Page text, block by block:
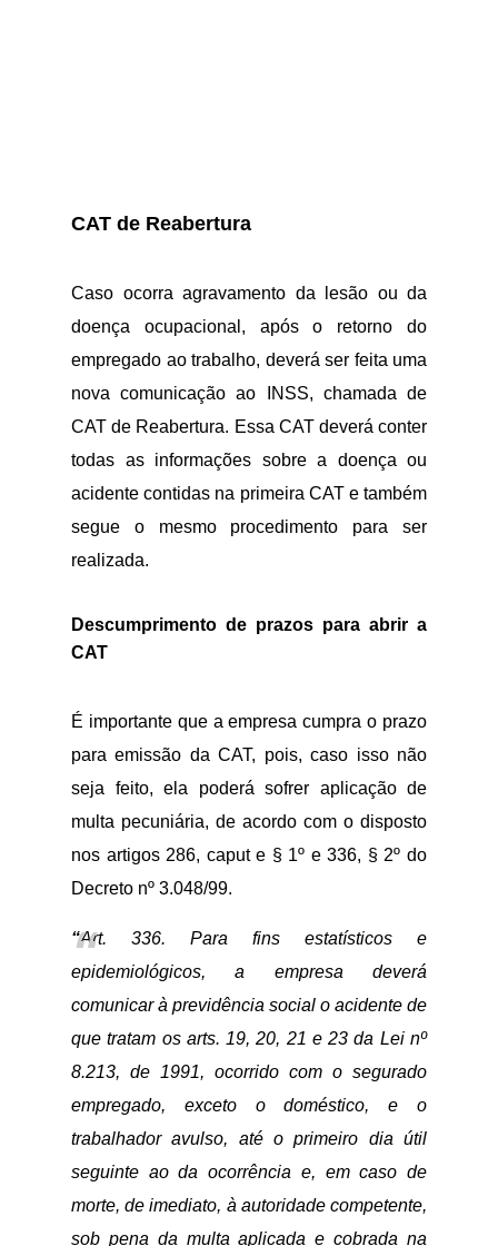
CAT de Reabertura
Caso ocorra agravamento da lesão ou da
doença ocupacional, após o retorno do
empregado ao trabalho, deverá ser feita uma
nova comunicação ao INSS, chamada de
CAT de Reabertura. Essa CAT deverá conter
todas as informações sobre a doença ou
acidente contidas na primeira CAT e também
segue o mesmo procedimento para ser
realizada.
Descumprimento de prazos para abrir a
CAT
É importante que a empresa cumpra o prazo
para emissão da CAT, pois, caso isso não
seja feito, ela poderá sofrer aplicação de
multa pecuniária, de acordo com o disposto
nos artigos 286, caput e § 1º e 336, § 2º do
Decreto nº 3.048/99.
“Art. 336. Para fins estatísticos e
epidemiológicos, a empresa deverá
comunicar à previdência social o acidente de
que tratam os arts. 19, 20, 21 e 23 da Lei nº
8.213, de 1991, ocorrido com o segurado
empregado, exceto o doméstico, e o
trabalhador avulso, até o primeiro dia útil
seguinte ao da ocorrência e, em caso de
morte, de imediato, à autoridade competente,
sob pena da multa aplicada e cobrada na